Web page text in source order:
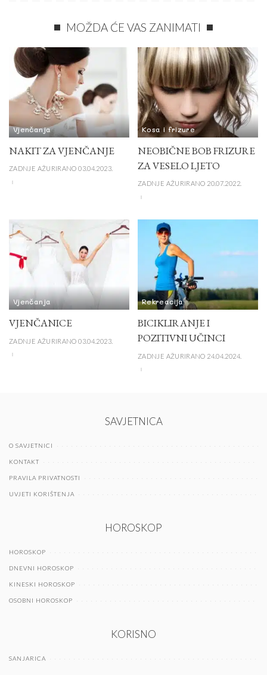
MOŽDA ĆE VAS ZANIMATI
Vjenčanja
NAKIT ZA VJENČANJE
ZADNJE AŽURIRANO 03.04.2023.
Kosa i frizure
NEOBIČNE BOB FRIZURE
ZA VESELO LJETO
ZADNJE AŽURIRANO 20.07.2022.
Vjenčanja
VJENČANICE
ZADNJE AŽURIRANO 03.04.2023.
Rekreacija
BICIKLIRANJE I
POZITIVNI UČINCI
ZADNJE AŽURIRANO 24.04.2024.
SAVJETNICA
O SAVJETNICI
KONTAKT
PRAVILA PRIVATNOSTI
UVJETI KORIŠTENJA
HOROSKOP
HOROSKOP
DNEVNI HOROSKOP
KINESKI HOROSKOP
OSOBNI HOROSKOP
KORISNO
SANJARICA